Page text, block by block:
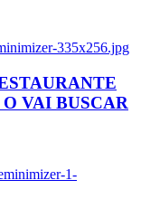
335x256.jpg
VAI BUSCAR
1-